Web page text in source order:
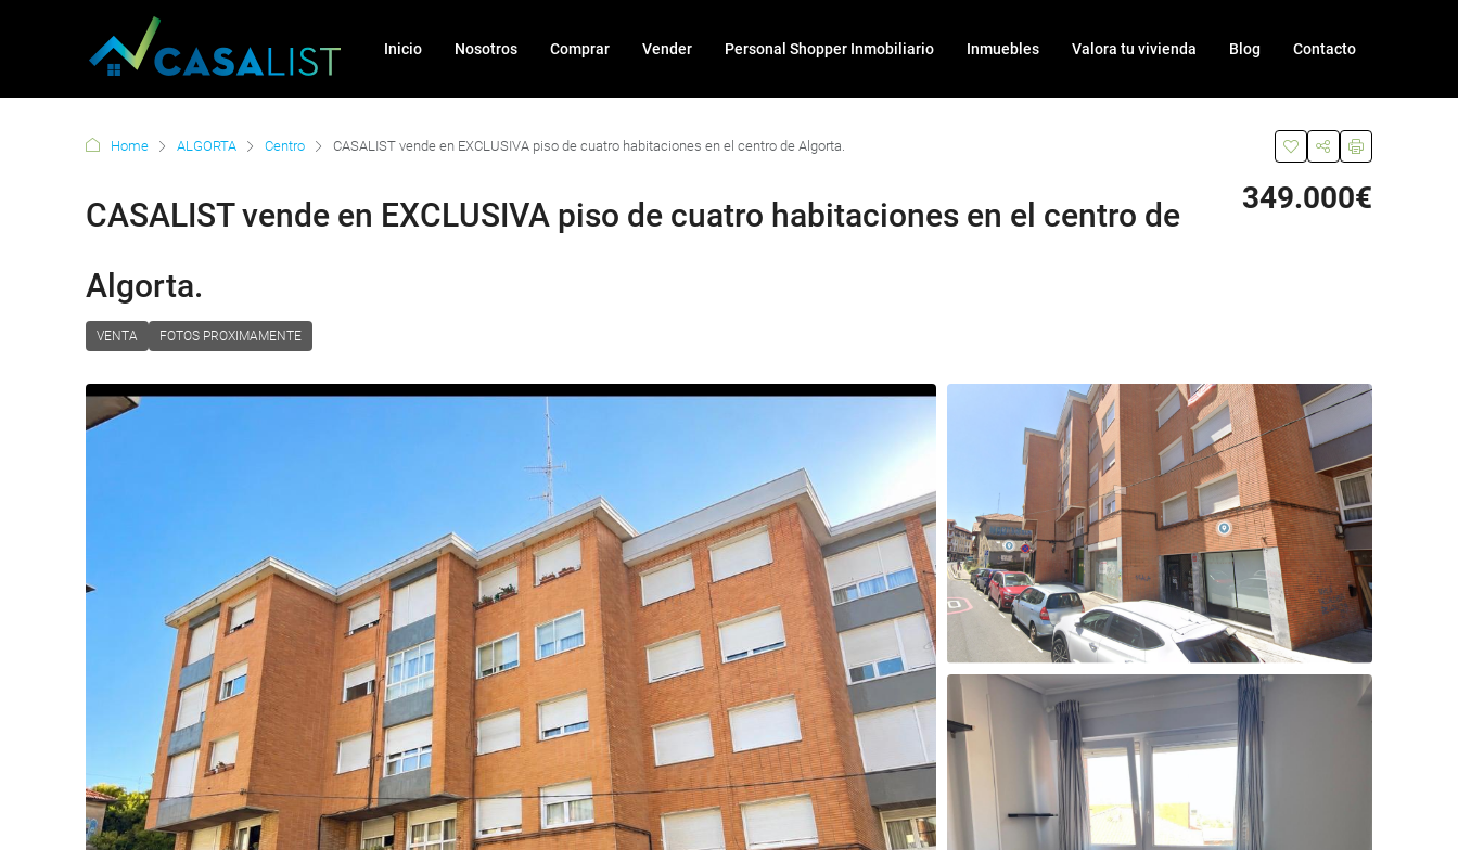
Inicio Nosotros Comprar Vender Personal Shopper Inmobiliario Inmuebles Valora tu vivienda Blog Contacto
Home ALGORTA Centro CASALIST vende en EXCLUSIVA piso de cuatro habitaciones en el centro de Algorta.
CASALIST vende en EXCLUSIVA piso de cuatro habitaciones en el centro de
Algorta.
VENTA FOTOS PROXIMAMENTE
349.000€